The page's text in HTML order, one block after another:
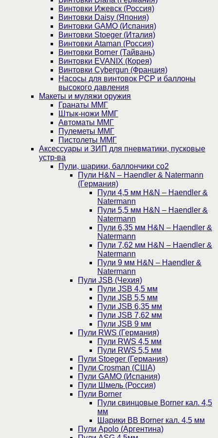
Винтовки Ижевск (Россия)
Винтовки Daisy (Япония)
Винтовки GAMO (Испания)
Винтовки Stoeger (Италия)
Винтовки Ataman (Россия)
Винтовки Borner (Тайвань)
Винтовки EVANIX (Корея)
Винтовки Cybergun (Франция)
Насосы для винтовок PCP и баллоны
высокого давления
Макеты и муляжи оружия
Гранаты ММГ
Штык-ножи ММГ
Автоматы ММГ
Пулеметы ММГ
Пистолеты ММГ
Аксессуары и ЗИП для пневматики, пусковые
устр-ва
Пули, шарики, баллончики со2
Пули H&N – Haendler & Natermann
(Германия)
Пули 4,5 мм H&N – Haendler &
Natermann
Пули 5,5 мм H&N – Haendler &
Natermann
Пули 6,35 мм H&N – Haendler &
Natermann
Пули 7,62 мм H&N – Haendler &
Natermann
Пули 9 мм H&N – Haendler &
Natermann
Пули JSB (Чехия)
Пули JSB 4,5 мм
Пули JSB 5,5 мм
Пули JSB 6,35 мм
Пули JSB 7,62 мм
Пули JSB 9 мм
Пули RWS (Германия)
Пули RWS 4,5 мм
Пули RWS 5,5 мм
Пули Stoeger (Германия)
Пули Crosman (США)
Пули GAMO (Испания)
Пули Шмель (Россия)
Пули Borner
Пули свинцовые Borner кал. 4,5
мм
Шарики BB Borner кал. 4,5 мм
Пули Apolo (Аргентина)